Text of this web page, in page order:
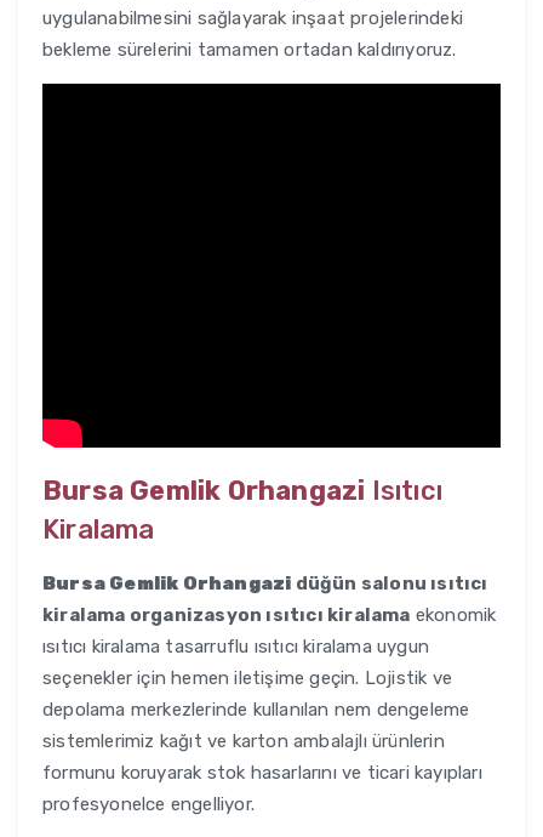
uygulanabilmesini sağlayarak inşaat projelerindeki
bekleme sürelerini tamamen ortadan kaldırıyoruz.
Bursa Gemlik Orhangazi Isıtıcı
Kiralama
Bursa Gemlik Orhangazi düğün salonu ısıtıcı
kiralama organizasyon ısıtıcı kiralama ekonomik
ısıtıcı kiralama tasarruflu ısıtıcı kiralama uygun
seçenekler için hemen iletişime geçin. Lojistik ve
depolama merkezlerinde kullanılan nem dengeleme
sistemlerimiz kağıt ve karton ambalajlı ürünlerin
formunu koruyarak stok hasarlarını ve ticari kayıpları
profesyonelce engelliyor.